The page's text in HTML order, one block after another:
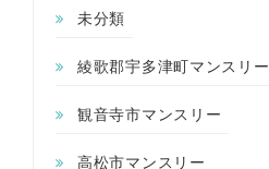
未分類
綾歌郡宇多津町マンスリー
観音寺市マンスリー
高松市マンスリー